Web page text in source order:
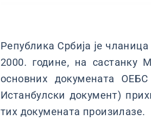
Република Србија је
2000. године, на састанку
основних докумената
Истанбулски документ)
тих докумената произилазе.